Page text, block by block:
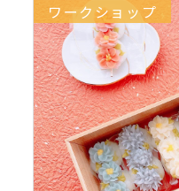
ワークショップ